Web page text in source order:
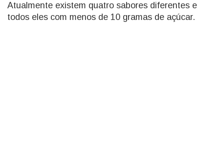
Atualmente existem quatro sabores diferentes e
todos eles com menos de 10 gramas de açúcar.